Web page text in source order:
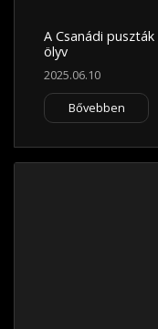
A Csanádi
ölyv
2025.06.10
Bővebben